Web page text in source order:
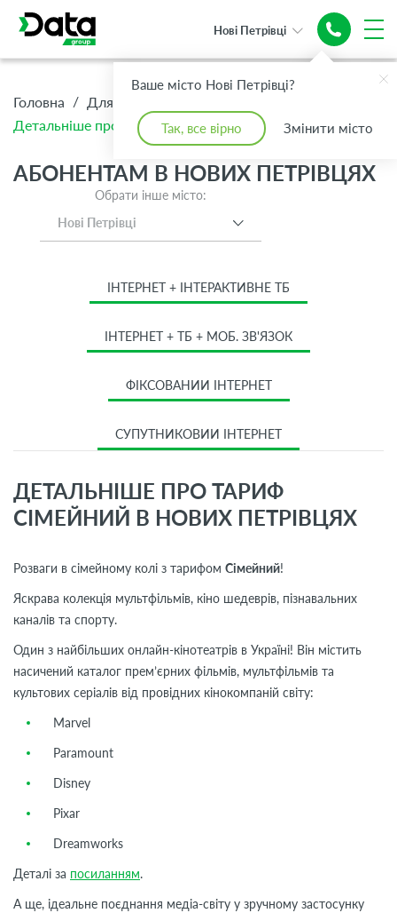
Ваше місто Нові Петрівці?
Так, все вірно Змінити місто
Нові Петрівці
Головна / Для Дому
Детальніше про тариф Сімейний
АБОНЕНТАМ В НОВИХ ПЕТРІВЦЯХ
Обрати інше місто:
Нові Петрівці
ІНТЕРНЕТ + ІНТЕРАКТИВНЕ ТБ
ІНТЕРНЕТ + ТБ + МОБ. ЗВ'ЯЗОК
ФІКСОВАНИЙ ІНТЕРНЕТ
СУПУТНИКОВИЙ ІНТЕРНЕТ
ДЕТАЛЬНІШЕ ПРО ТАРИФ
СІМЕЙНИЙ В НОВИХ ПЕТРІВЦЯХ
Розваги в сімейному колі з тарифом Сімейний!
Яскрава колекція мультфільмів, кіно шедеврів, пізнавальних
каналів та спорту.
Один з найбільших онлайн-кінотеатрів в Україні! Він містить
насичений каталог прем’єрних фільмів, мультфільмів та
культових серіалів від провідних кінокомпаній світу:
Marvel
Paramount
Disney
Pixar
Dreamworks
Деталі за посиланням.
А ще, ідеальне поєднання медіа-світу у зручному застосунку